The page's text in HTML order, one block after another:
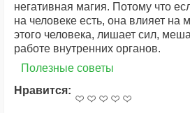
негативная магия. Потому что
на человеке есть, она влияет на
этого человека, лишает сил,
работе внутренних органов.
Полезные советы
Нравится: